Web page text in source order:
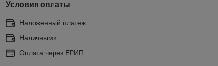
Условия оплаты
Наложенный платеж
Наличными
Оплата через ЕРИП